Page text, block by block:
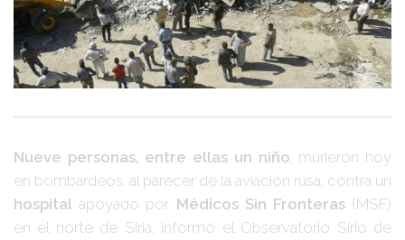
Nueve personas, entre ellas un niño , murieron hoy
en bombardeos, al parecer de la aviación rusa, contra un
hospital apoyado por Médicos Sin Fronteras(MSF)
en el norte de Siria, informó el Observatorio Sirio de